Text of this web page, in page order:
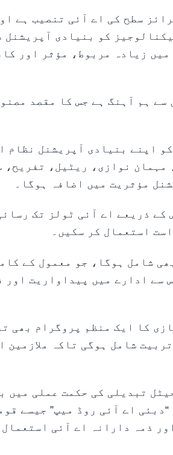
سطح کی اے آئی تنصیب ہے
کو بنیادی آپریشنل
زیادہ مربوط، مؤثر اور
ہم آہنگ ہے جس کا مقصد
اپنے بنیادی آپریشنل نظام
نوازی، ریٹیل، تفریح،
مؤثریت میں اضافہ ہوگا۔
کے ذریعے اے آئی ٹولز تک
استعمال کر سکیں۔
شامل ہوگا، جو معمول کے
سے ادارے میں پیداواریت اور
کا ایک منظم پروگرام بھی
شامل ہوگی تاکہ ملازمین
تبدیلی کی حکمت عملی میں
ای نیشنل اے آئی اسٹریٹجی 2031” اور “دبئی اے آئی
ذمہ دارانہ اے آئی